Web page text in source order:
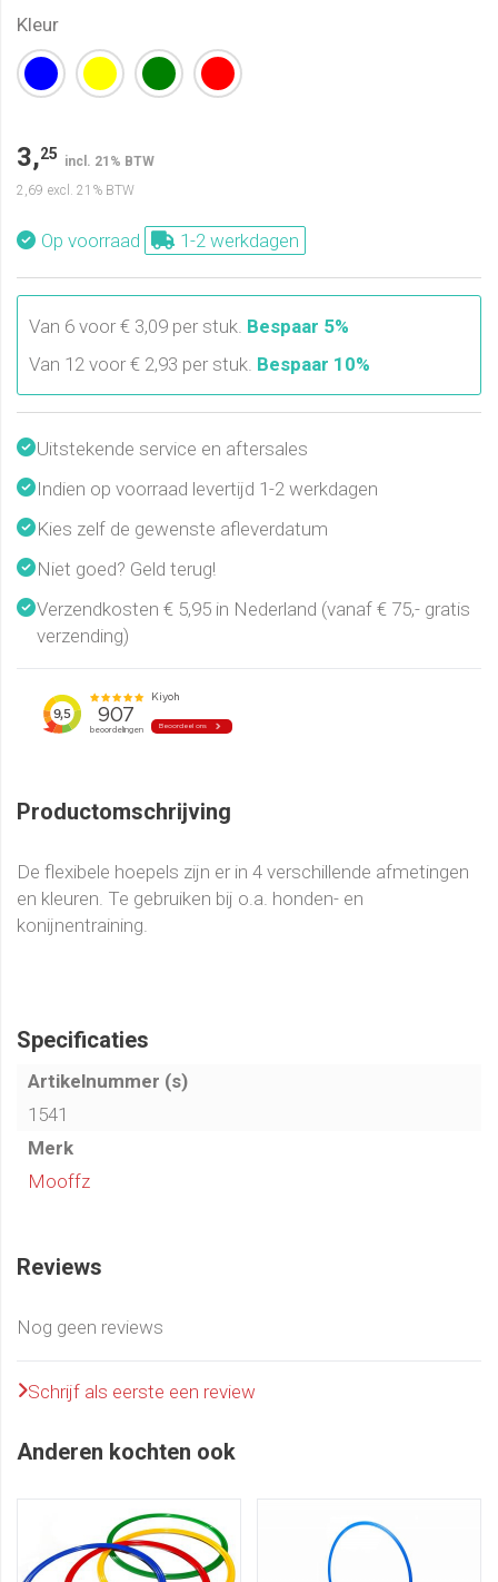
Kleur
3,25 incl. 21% BTW
2,69 excl. 21% BTW
Op voorraad 1-2 werkdagen
Van 6 voor € 3,09 per stuk. Bespaar 5%
Van 12 voor € 2,93 per stuk. Bespaar 10%
Uitstekende service en aftersales
Indien op voorraad levertijd 1-2 werkdagen
Kies zelf de gewenste afleverdatum
Niet goed? Geld terug!
Verzendkosten € 5,95 in Nederland (vanaf € 75,- gratis
verzending)
Productomschrijving
De flexibele hoepels zijn er in 4 verschillende afmetingen
en kleuren. Te gebruiken bij o.a. honden- en
konijnentraining.
Specificaties
Artikelnummer (s)
1541
Merk
Mooffz
Reviews
Nog geen reviews
Schrijf als eerste een review
Anderen kochten ook